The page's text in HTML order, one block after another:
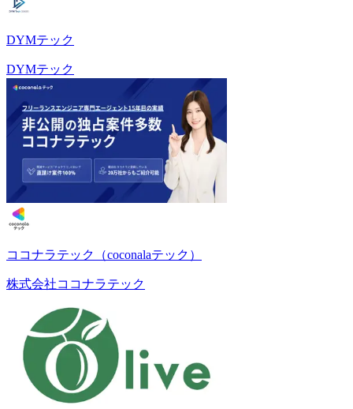
DYMテック
DYMテック
ココナラテック（coconalaテック）
株式会社ココナラテック